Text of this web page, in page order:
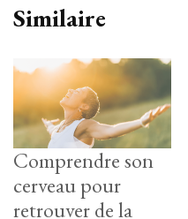
Similaire
Comprendre son
cerveau pour
retrouver de la